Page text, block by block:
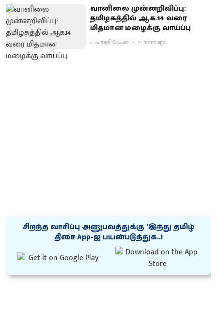
வானிலை முன்னறிவிப்பு:
தமிழகத்தில் ஆக.14 வரை
மிதமான மழைக்கு வாய்ப்பு
ச.கார்த்திகேயன் 19 hours ago
சிறந்த வாசிப்பு அனுபவத்துக்கு ‘இந்து தமிழ்
திசை App-ஐ பயன்படுத்துக..!